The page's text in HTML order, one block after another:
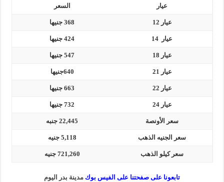
عيار السعر
عيار 12 368 جنيها
عيار 14 424 جنيها
عيار 18 547 جنيها
عيار 21 640جنيها
عيار 22 663 جنيها
عيار 24 732 جنيها
سعر الأونصة 22,445 جنبه
سعر الجنيه الذهب 5,118 جنيه
سعر كيلو الذهب 721,260 جنيه
تابعونا على صفحتنا على الفيس بوك مدينة بدر اليوم